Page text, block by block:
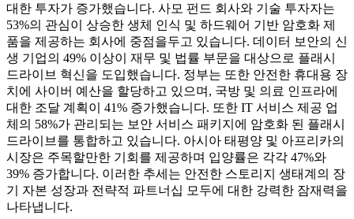
대한 투자가 증가했습니다. 사모 펀드 회사와 기술 투자자는
53%의 관심이 상승한 생체 인식 및 하드웨어 기반 암호화 제
품을 제공하는 회사에 중점을두고 있습니다. 데이터 보안의 신
생 기업의 49% 이상이 재무 및 법률 부문을 대상으로 플래시
드라이브 혁신을 도입했습니다. 정부는 또한 안전한 휴대용 장
치에 사이버 예산을 할당하고 있으며, 국방 및 의료 인프라에
대한 조달 계획이 41% 증가했습니다. 또한 IT 서비스 제공 업
체의 58%가 관리되는 보안 서비스 패키지에 암호화 된 플래시
드라이브를 통합하고 있습니다. 아시아 태평양 및 아프리카의
시장은 주목할만한 기회를 제공하며 입양률은 각각 47%와
39% 증가합니다. 이러한 추세는 안전한 스토리지 생태계의 장
기 자본 성장과 전략적 파트너십 모두에 대한 강력한 잠재력을
나타냅니다.